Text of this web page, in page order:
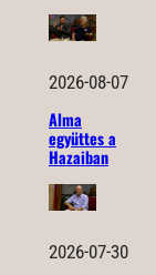
2026-08-07
Alma
együttes a
Hazaiban
2026-07-30